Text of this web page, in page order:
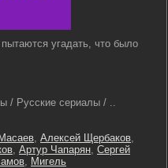
угадать, что было
/ Русские сериалы / ..
, Алексей Щербаков,
, Артур Чапарян, Сергей
, Мигель